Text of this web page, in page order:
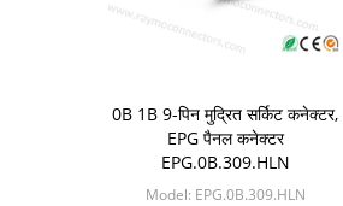
0B 1B 9-पिन मुद्रित सर्किट कनेक्टर,
EPG पैनल कनेक्टर
EPG.0B.309.HLN
Model: EPG.0B.309.HLN